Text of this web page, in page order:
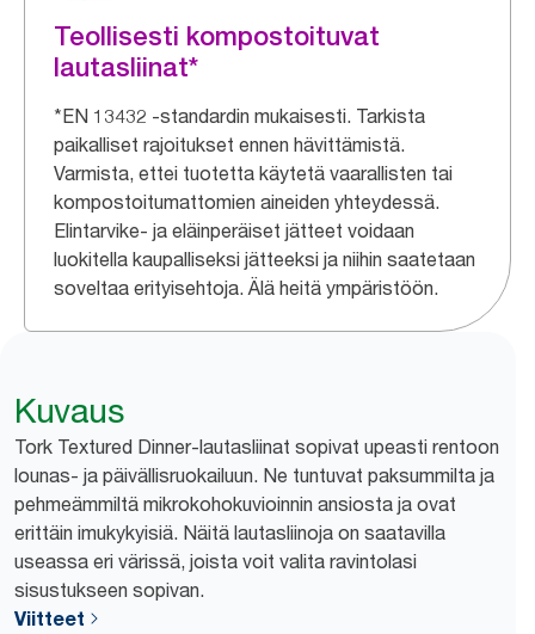
Teollisesti kompostoituvat
lautasliinat*
*EN 13432 -standardin mukaisesti. Tarkista
paikalliset rajoitukset ennen hävittämistä.
Varmista, ettei tuotetta käytetä vaarallisten tai
kompostoitumattomien aineiden yhteydessä.
Elintarvike- ja eläinperäiset jätteet voidaan
luokitella kaupalliseksi jätteeksi ja niihin saatetaan
soveltaa erityisehtoja. Älä heitä ympäristöön.
Kuvaus
Tork Textured Dinner-lautasliinat sopivat upeasti rentoon
lounas- ja päivällisruokailuun. Ne tuntuvat paksummilta ja
pehmeämmiltä mikrokohokuvioinnin ansiosta ja ovat
erittäin imukykyisiä. Näitä lautasliinoja on saatavilla
useassa eri värissä, joista voit valita ravintolasi
sisustukseen sopivan.
Viitteet